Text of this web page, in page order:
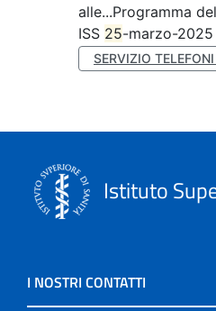
alle...Programma
ISS 25-marzo-2025
SERVIZIO
Istituto
I NOSTRI CONTATTI